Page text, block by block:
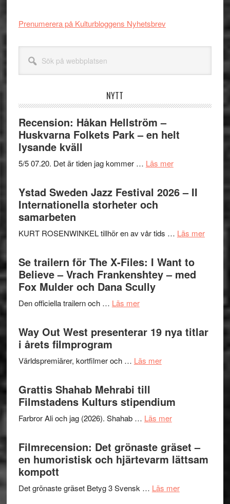
Prenumerera på Kulturbloggens Nyhetsbrev
webbplatsen
NYTT
Recension: Håkan Hellström –
Huskvarna Folkets Park – en helt
lysande kväll
5/5 07.20. Det är tiden jag kommer … Läs merom
Håkan
Hellström
Folkets
–
en
Ystad Sweden Jazz Festival 2026 – II
Internationella storheter och
samarbeten
KURT ROSENWINKEL tillhör en av vår tids … Läs merom
Se trailern för The X-Files: I Want to
Believe – Vrach Frankenshtey – med
Fox Mulder och Dana Scully
Den officiella trailern och … Läs merom
trailern
för
X-
I
Want
to
Believe
Vrach
Frankenshtey
med
Way Out West presenterar 19 nya titlar
i årets filmprogram
Världspremiärer, kortfilmer och … Läs merom
presenterar
19
titlar
i
Grattis Shahab Mehrabi till
Filmstadens Kulturs stipendium
Farbror Ali och jag (2026). Shahab … Läs merom
Shahab
Mehrabi
till
Kulturs
Filmrecension: Det grönaste gräset –
en humoristisk och hjärtevarm lättsam
kompott
Det grönaste gräset Betyg 3 Svensk … Läs merom